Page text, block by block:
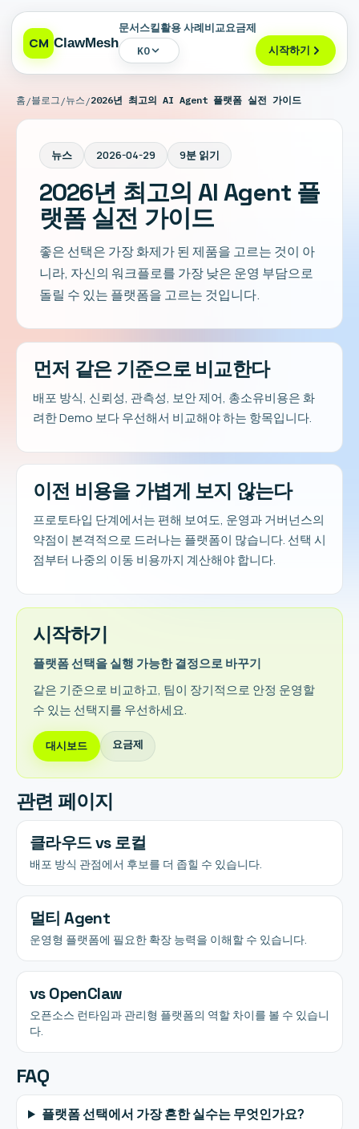
CM ClawMesh
문서스킬활용 사례비교요금제
KO 시작하기
홈 /블로그 /뉴스 /2026년 최고의 AI Agent 플랫폼 실전 가이드
뉴스 2026-04-29 9분 읽기
2026년 최고의 AI Agent 플
랫폼 실전 가이드
좋은 선택은 가장 화제가 된 제품을 고르는 것이 아
니라, 자신의 워크플로를 가장 낮은 운영 부담으로
돌릴 수 있는 플랫폼을 고르는 것입니다.
먼저 같은 기준으로 비교한다
배포 방식, 신뢰성, 관측성, 보안 제어, 총소유비용은 화
려한 Demo 보다 우선해서 비교해야 하는 항목입니다.
이전 비용을 가볍게 보지 않는다
프로토타입 단계에서는 편해 보여도, 운영과 거버넌스의
약점이 본격적으로 드러나는 플랫폼이 많습니다. 선택 시
점부터 나중의 이동 비용까지 계산해야 합니다.
시작하기
플랫폼 선택을 실행 가능한 결정으로 바꾸기
같은 기준으로 비교하고, 팀이 장기적으로 안정 운영할
수 있는 선택지를 우선하세요.
대시보드 요금제
관련 페이지
클라우드 vs 로컬
배포 방식 관점에서 후보를 더 좁힐 수 있습니다.
멀티 Agent
운영형 플랫폼에 필요한 확장 능력을 이해할 수 있습니다.
vs OpenClaw
오픈소스 런타임과 관리형 플랫폼의 역할 차이를 볼 수 있습니
다.
FAQ
플랫폼 선택에서 가장 흔한 실수는 무엇인가요?